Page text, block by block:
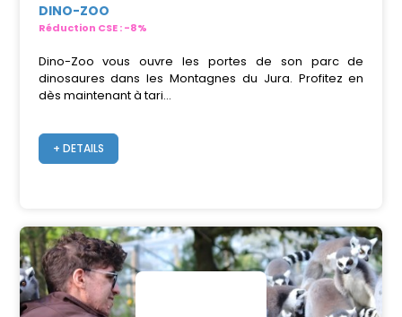
DINO-ZOO
Réduction CSE : -8%
Dino-Zoo vous ouvre les portes de son parc de
dinosaures dans les Montagnes du Jura. Profitez en
dès maintenant à tari...
+ DETAILS